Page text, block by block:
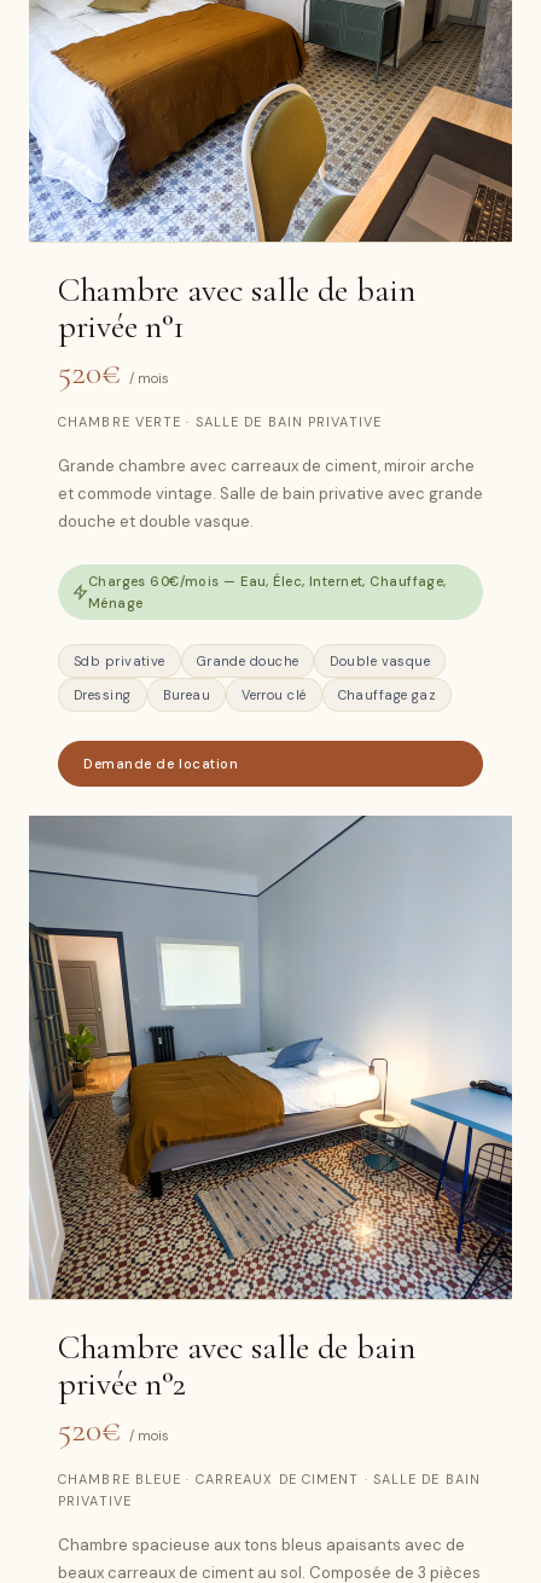
Chambre avec salle de bain
privée n°1
520€ / mois
CHAMBRE VERTE · SALLE DE BAIN PRIVATIVE
Grande chambre avec carreaux de ciment, miroir arche
et commode vintage. Salle de bain privative avec grande
douche et double vasque.
Charges 60€/mois — Eau, Élec, Internet, Chauffage,
Ménage
Sdb privative Grande douche
Double vasque
Dressing
Bureau Verrou clé Chauffage gaz
Demande de location
Chambre avec salle de bain
privée n°2
520€ / mois
CHAMBRE BLEUE · CARREAUX DE CIMENT · SALLE DE BAIN
PRIVATIVE
Chambre spacieuse aux tons bleus apaisants avec de
beaux carreaux de ciment au sol. Composée de 3 pièces